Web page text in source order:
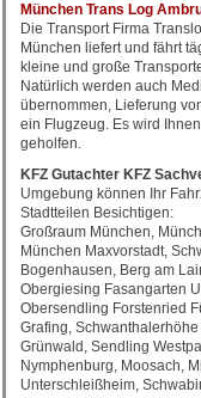
München Trans Log
Die Transport Firma
München liefert und fährt
kleine und große
Natürlich werden auch
übernommen, Lieferung
ein Flugzeug. Es wird
geholfen.
KFZ Gutachter KFZ
Umgebung können Ihr
Stadtteilen Besichtigen:
Großraum München,
München Maxvorstadt,
Bogenhausen, Berg am
Obergiesing Fasangarten
Obersendling Forstenried
Grafing,
Grünwald, Sendling
Nymphenburg, Moosach,
Unterschleißheim,